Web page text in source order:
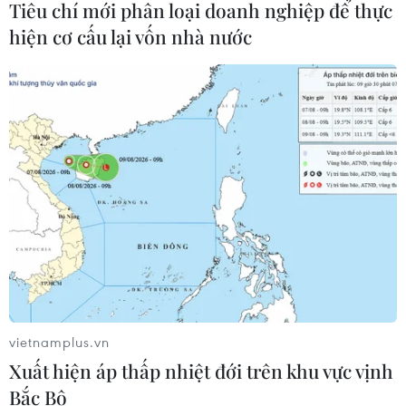
04/08/2026 07:04
Bộ Tư pháp Mỹ mở chiến dịch thu
hồi quốc tịch quy mô lớn
04/08/2026 06:14
Xem thêm
CƠ QUAN CHỦ QUẢN: THÔNG TẤN XÃ VIỆT NAM
Tổng Biên tập: TRẦN TIẾN DUẨN
Tiêu chí mới phân loại doanh nghiệp để thực
hiện cơ cấu lại vốn nhà nước
vietnamplus.vn
Xuất hiện áp thấp nhiệt đới trên khu vực vịnh
Bắc Bộ